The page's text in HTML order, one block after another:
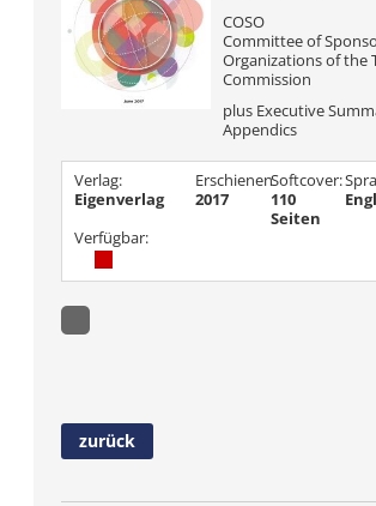
COSO
Committee of
Organizations of the
Commission
plus Executive
Appendics
Verlag:
Eigenverlag
Erschienen
2017
Softcover:
110
Seiten
Verfügbar:
zurück